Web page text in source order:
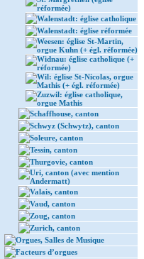
réformée)
Walenstadt: église catholique
Walenstadt: église réformée
Weesen: église St-Martin,
orgue Kuhn (+ égl. réformée)
Widnau: église catholique (+
réformée)
Wil: église St-Nicolas, orgue
Mathis (+ égl. réformée)
Zuzwil: église catholique,
orgue Mathis
Schaffhouse, canton
Schwyz (Schwytz), canton
Soleure, canton
Tessin, canton
Thurgovie, canton
Uri, canton (avec mention
Andermatt)
Valais, canton
Vaud, canton
Zoug, canton
Zurich, canton
Orgues, Salles de Musique
Facteurs d’orgues